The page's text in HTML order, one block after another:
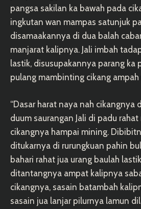
pangsa sakilan ka bawah pada
ingkutan wan mampas satunjuk
disamaakannya di dua balah
manjarat kalipnya. Jali imbah
lastik, disusupakannya parang ka
pulang mambinting cikang ampah
“Dasar harat naya nah cikangnya
duum saurangan Jali di padu
cikangnya hampai mining.
ditukarnya di rurungkuan pahin
bahari rahat jua urang baulah
ditantangnya ampat kalipnya
cikangnya, sasain batambah
sasain jua lanjar pilurnya lamun